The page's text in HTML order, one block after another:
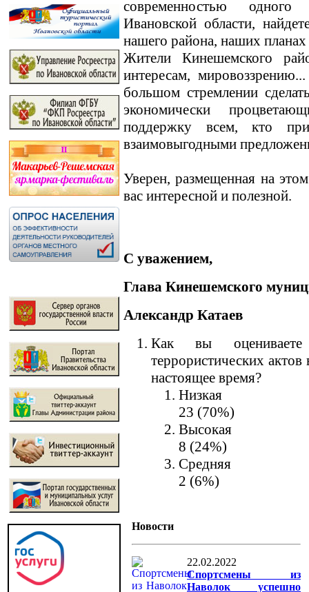
современностью
Ивановской области,
нашего района, наших
Жители Кинешемского
интересам,
большом стремлении
экономически
поддержку всем, кто
взаимовыгодными
Уверен, размещенная на
вас интересной и полезной.
С уважением,
Глава Кинешемского
Александр Катаев
Как вы оцениваете
террористических
настоящее время?
Низкая
23 (70%)
Высокая
8 (24%)
Средняя
2 (6%)
Новости
22.02.2022
Спортсмены из
Наволок успешно